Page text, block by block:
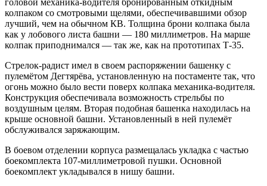
головой механика-водителя бронированным откидным
колпаком со смотровыми щелями, обеспечивавшими обзор
лучший, чем на обычном КВ. Толщина брони колпака была
как у лобового листа башни — 180 миллиметров. На марше
колпак приподнимался — так же, как на прототипах Т-35.
Стрелок-радист имел в своем распоряжении башенку с
пулемётом Дегтярёва, установленную на постаменте так, что
огонь можно было вести поверх колпака механика-водителя.
Конструкция обеспечивала возможность стрельбы по
воздушным целям. Вторая подобная башенка находилась на
крыше основной башни. Установленный в ней пулемёт
обслуживался заряжающим.
В боевом отделении корпуса размещалась укладка с частью
боекомплекта 107-миллиметровой пушки. Основной
боекомплект укладывался в нишу башни.